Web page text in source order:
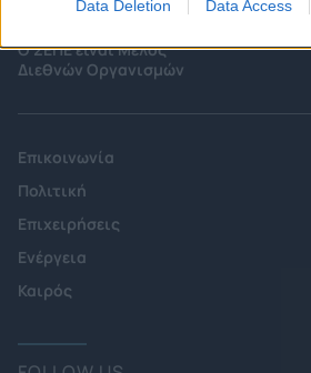
Data Deletion Data Access
Ευκαιρίες Καριέρας
Ο ΣΕΠΕ είναι Μέλος
Διεθνών Οργανισμών
Startups
Επικοινωνία
Πολιτική
Επιχειρήσεις
Ενέργεια
Καιρός